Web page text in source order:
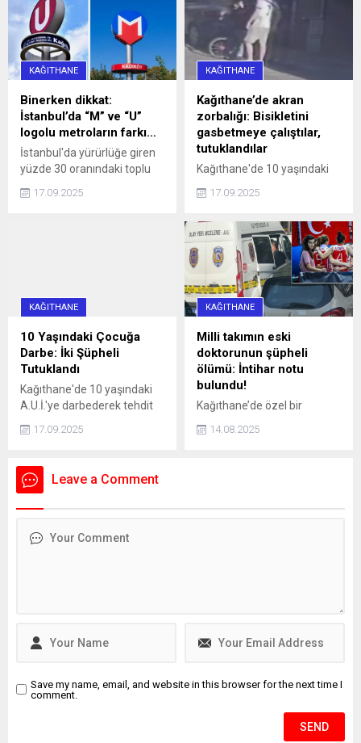
caddeyi araç trafiğine
kapattı. Araç sürücüleri ile
halk otobüsündeki
yurttaşlar, uzun bir süre
aracın sürücüsüne
ulaşmaya ...
KAĞITHANE
Binerken dikkat:
İstanbul’da “M” ve “U”
logolu metroların farkı…
İstanbul'da yürürlüğe giren
yüzde 30 oranındaki toplu
ulaşım zammı, 'U' logolu
metrolar ve Marmaray'da
17.09.2025
KAĞITHANE
Kağıthane’de akran
zorbalığı: Bisikletini
gasbetmeye çalıştılar,
tutuklandılar
Kağıthane'de 10 yaşındaki
çocuğun bisikletini
gasbetmeye çalışan 16 ve
darbettikleri gerekçesiyle
tutuklandı.
17.09.2025
KAĞITHANE
10 Yaşındaki Çocuğa
Darbe: İki Şüpheli
Tutuklandı
Kağıthane'de 10 yaşındaki
A.U.İ.'ye darbederek tehdit
bir aracın çarpmasına neden
yaşındaki E.S. gözaltına
alındı. Şüpheliler, adliyeye
17.09.2025
KAĞITHANE
Milli takımın eski
doktorunun şüpheli
ölümü: İntihar notu
bulundu!
Kağıthane’de özel bir
olarak görev yapan doktor
intiharımı erteledim" yazılı
14.08.2025
Leave a Comment
Save my name, email, and website in this browser for the next time I
comment.